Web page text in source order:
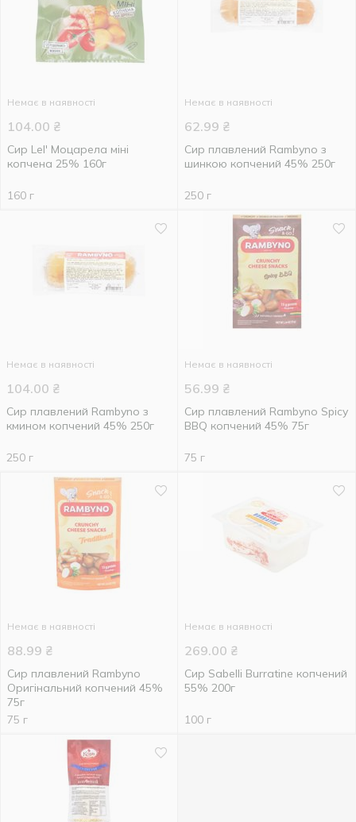
Немає в наявності
104.00 ₴
Сир Lel' Моцарела міні
копчена 25% 160г
160 г
Немає в наявності
62.99 ₴
Сир плавлений Rambyno з
шинкою копчений 45% 250г
250 г
Немає в наявності
104.00 ₴
Сир плавлений Rambyno з
кмином копчений 45% 250г
250 г
Немає в наявності
56.99 ₴
Сир плавлений Rambyno Spicy
BBQ копчений 45% 75г
75 г
Немає в наявності
88.99 ₴
Сир плавлений Rambyno
Оригінальний копчений 45%
75г
75 г
Немає в наявності
269.00 ₴
Сир Sabelli Burratine копчений
55% 200г
100 г